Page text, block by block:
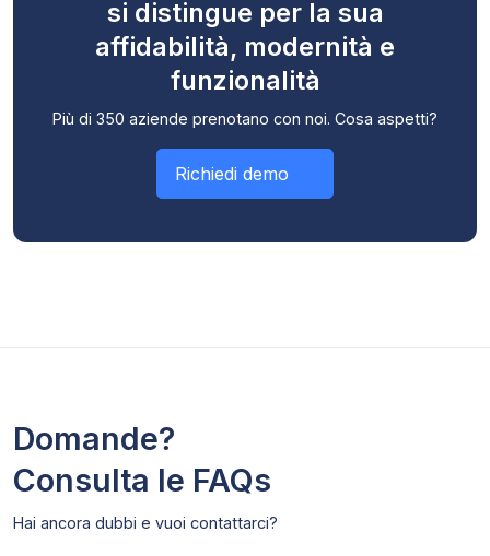
si distingue per la sua
affidabilità, modernità e
funzionalità
Più di 350 aziende prenotano con noi. Cosa aspetti?
Richiedi demo
Domande?
Consulta le FAQs
Hai ancora dubbi e vuoi contattarci?